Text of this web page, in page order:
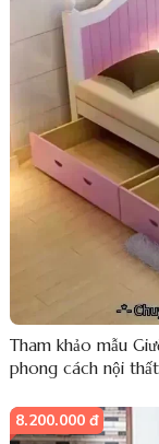
Tham khảo mẫu
phong cách nội thất
8.200.000 đ